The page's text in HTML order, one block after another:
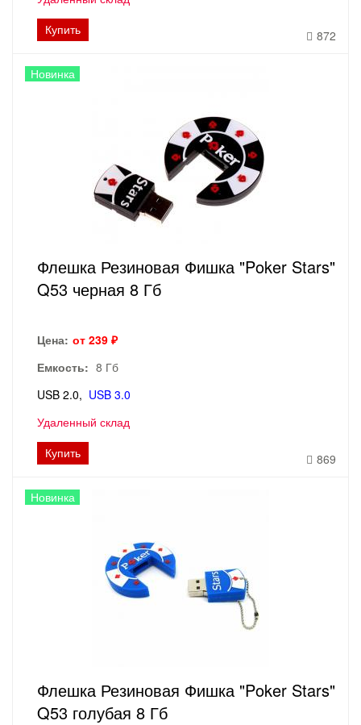
Купить
872
Новинка
Флешка Резиновая Фишка "Poker Stars"
Q53 черная 8 Гб
Цена: от 239 ₽
Емкость: 8 Гб
USB 2.0
USB 3.0
Удаленный склад
Купить
869
Новинка
Флешка Резиновая Фишка "Poker Stars"
Q53 голубая 8 Гб